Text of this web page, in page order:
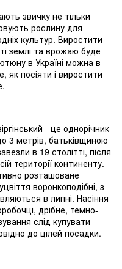
звичку не тільки
рослину для
культур. Виростити
землі та врожаю буде
в Україні можна в
як посіяти і виростити
- це однорічник
3 метрів, батьківщиною
в 19 столітті, після
території континенту.
розташоване
воронкоподібні, з
в липні. Насіння
дрібне, темно-
слід купувати
до цілей посадки.